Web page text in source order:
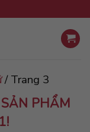
/Trang 3
PHẨM